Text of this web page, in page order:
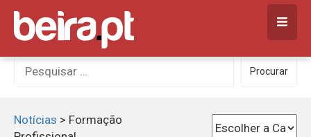
Skip
content
Procurar
por:
Procurar
Notícias > Formação